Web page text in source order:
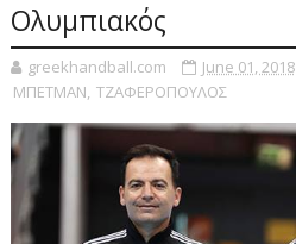
Ολυμπιακός
greekhandball.com June 01, 2018
ΜΠΕΤΜΑΝ, ΤΖΑΦΕΡΟΠΟΥΛΟΣ